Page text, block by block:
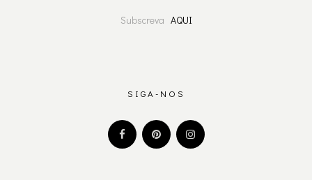
Subscreva AQUI
SIGA-NOS